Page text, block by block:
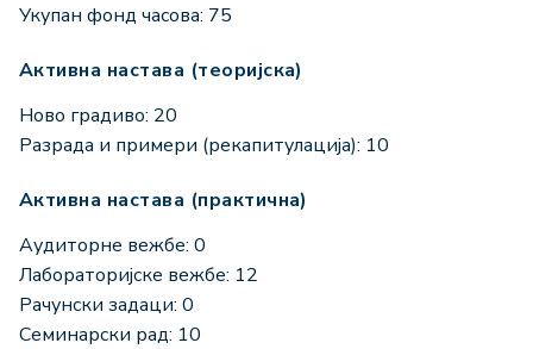
Укупан фонд часова: 75
Активна настава (теоријска)
Ново градиво: 20
Разрада и примери (рекапитулација): 10
Активна настава (практична)
Аудиторне вежбе: 0
Лабораторијске вежбе: 12
Рачунски задаци: 0
Семинарски рад: 10